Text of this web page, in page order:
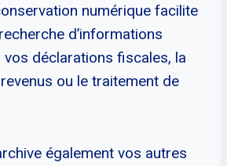
numérique facilite
d’informations
vos déclarations fiscales, la
ou le traitement de
également vos autres